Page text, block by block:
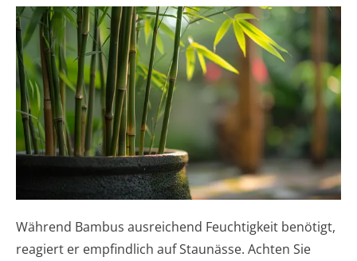
Während Bambus ausreichend Feuchtigkeit benötigt,
reagiert er empfindlich auf Staunässe. Achten Sie